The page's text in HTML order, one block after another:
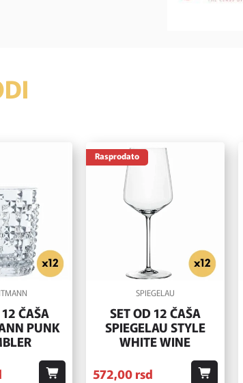
ČAŠA
PUNK
Rasprodato
SPIEGELAU
SET OD 12 ČAŠA
SPIEGELAU STYLE
WHITE WINE
572,00rsd